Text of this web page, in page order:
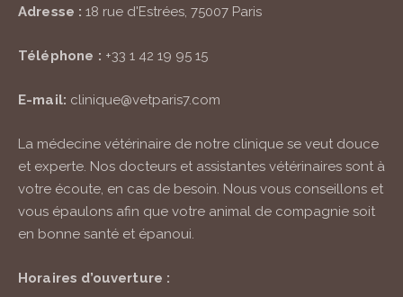
Adresse : 18 rue d'Estrées, 75007 Paris
Téléphone : +33 1 42 19 95 15
E-mail: clinique@vetparis7.com
La médecine vétérinaire de notre clinique se veut douce
et experte. Nos docteurs et assistantes vétérinaires sont à
votre écoute, en cas de besoin. Nous vous conseillons et
vous épaulons afin que votre animal de compagnie soit
en bonne santé et épanoui.
Horaires d’ouverture :